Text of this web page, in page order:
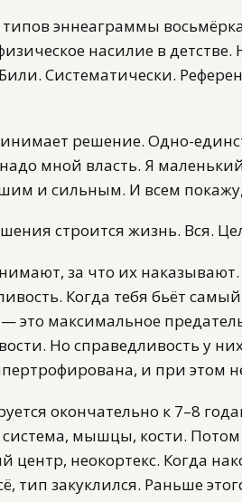
типов эннеаграммы
насилие в
Били. Систематически.
решение. Одно-
мной власть. Я
и сильным. И всем
строится жизнь. Вся.
за что их
Когда тебя бьёт
это максимальное
Но справедливость у
и при этом
окончательно к 7–8
мышцы, кости.
центр, неокортекс. Когда
тип закуклился. Раньше